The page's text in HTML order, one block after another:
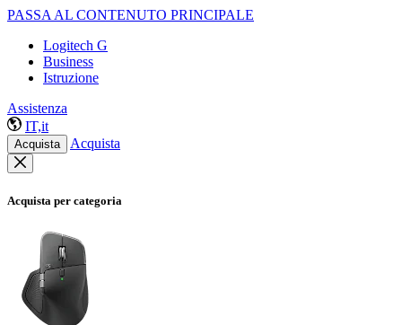
PASSA AL CONTENUTO PRINCIPALE
Logitech G
Business
Istruzione
Assistenza
IT,it
Acquista Acquista
Acquista per categoria